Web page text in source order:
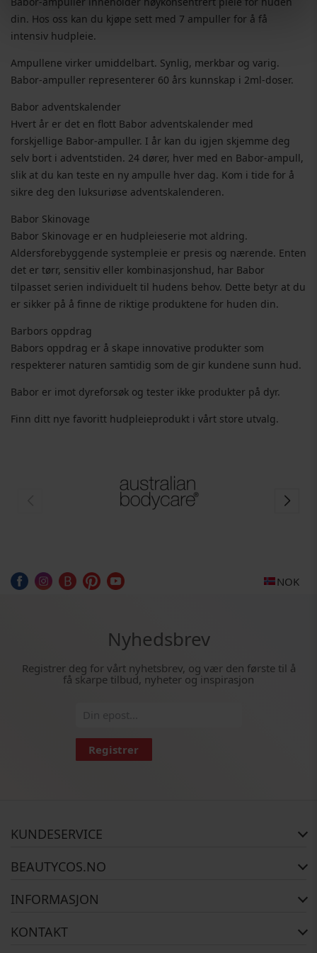
din. Hos oss kan du kjøpe sett med 7 ampuller for å få
intensiv hudpleie.
Ampullene virker umiddelbart. Synlig, merkbar og varig.
Babor-ampuller representerer 60 års kunnskap i 2ml-doser.
Babor adventskalender
Hvert år er det en flott Babor adventskalender med
forskjellige Babor-ampuller. I år kan du igjen skjemme deg
selv bort i adventstiden. 24 dører, hver med en Babor-ampull,
slik at du kan teste en ny ampulle hver dag. Kom i tide for å
sikre deg den luksuriøse adventskalenderen.
Babor Skinovage
Babor Skinovage er en hudpleieserie mot aldring.
Aldersforebyggende systempleie er presis og nærende. Enten
det er tørr, sensitiv eller kombinasjonshud, har Babor
tilpasset serien individuelt til hudens behov. Dette betyr at du
er sikker på å finne de riktige produktene for huden din.
Barbors oppdrag
Babors oppdrag er å skape innovative produkter som
respekterer naturen samtidig som de gir kundene sunn hud.
Babor er imot dyreforsøk og tester ikke produkter på dyr.
Finn ditt nye favoritt hudpleieprodukt i vårt store utvalg.
NOK
Nyhedsbrev
Registrer deg for vårt nyhetsbrev, og vær den første til å
få skarpe tilbud, nyheter og inspirasjon
Registrer
KUNDESERVICE
BEAUTYCOS.NO
INFORMASJON
KONTAKT